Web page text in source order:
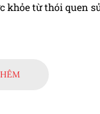
khỏe từ thói quen